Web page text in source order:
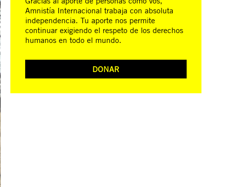
Amnistía Internacional trabaja con absoluta
independencia. Tu aporte nos permite
continuar exigiendo el respeto de los derechos
humanos en todo el mundo.
DONAR